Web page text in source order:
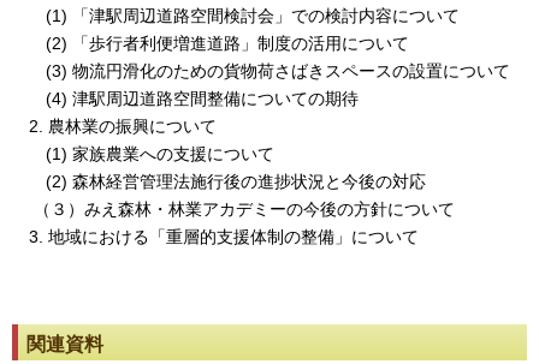
(1) 「津駅周辺道路空間検討会」での検討内容について
(2) 「歩行者利便増進道路」制度の活用について
(3) 物流円滑化のための貨物荷さばきスペースの設置について
(4) 津駅周辺道路空間整備についての期待
2. 農林業の振興について
(1) 家族農業への支援について
(2) 森林経営管理法施行後の進捗状況と今後の対応
（３）みえ森林・林業アカデミーの今後の方針について
3. 地域における「重層的支援体制の整備」について
関連資料